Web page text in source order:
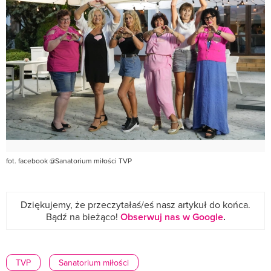
fot. facebook @Sanatorium miłości TVP
Dziękujemy, że przeczytałaś/eś nasz artykuł do końca.
Bądź na bieżąco! Obserwuj nas w Google.
TVP Sanatorium miłości